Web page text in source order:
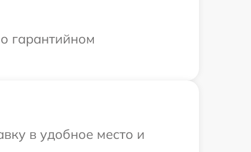
гарантийном
в удобное место и